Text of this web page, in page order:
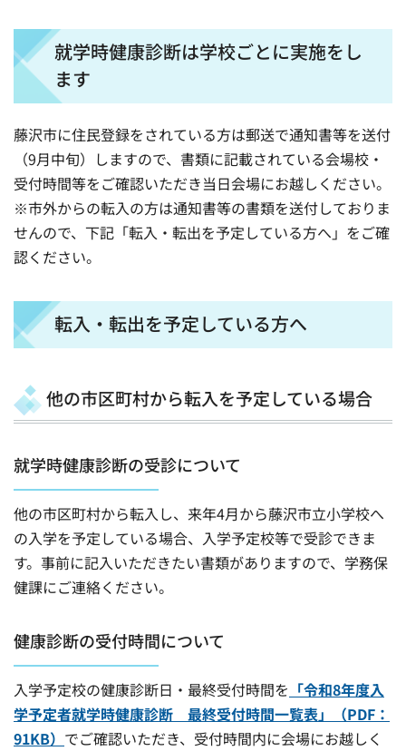
就学時健康診断は学校ごとに実施をし
ます
藤沢市に住民登録をされている方は郵送で通知書等を送付
（9月中旬）しますので、書類に記載されている会場校・
受付時間等をご確認いただき当日会場にお越しください。
※市外からの転入の方は通知書等の書類を送付しておりま
せんので、下記「転入・転出を予定している方へ」をご確
認ください。
転入・転出を予定している方へ
他の市区町村から転入を予定している場合
就学時健康診断の受診について
他の市区町村から転入し、来年4月から藤沢市立小学校へ
の入学を予定している場合、入学予定校等で受診できま
す。事前に記入いただきたい書類がありますので、学務保
健課にご連絡ください。
健康診断の受付時間について
入学予定校の健康診断日・最終受付時間を 「令和8年度入
学予定者就学時健康診断 最終受付時間一覧表」（PDF：
91KB） でご確認いただき、受付時間内に会場にお越しく